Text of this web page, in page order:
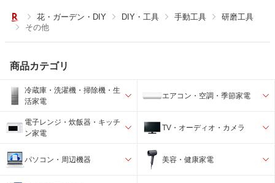
花・ガーデン・DIY DIY・工具 手動工具
研磨工具
その他
商品カテゴリ
冷蔵庫・洗濯機・掃除機・生
活家電
エアコン・空調・季節家電
電子レンジ・炊飯器・キッチ
ン家電
TV・オーディオ・カメラ
パソコン・周辺機器 美容・健康家電